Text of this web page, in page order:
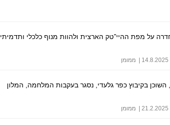
על מפת ההיי־טק הארצית ולהוות מנוף כלכלי ותדמיתי
השוכן בקיבוץ כפר גלעדי, נסגר בעקבות המלחמה, המלון